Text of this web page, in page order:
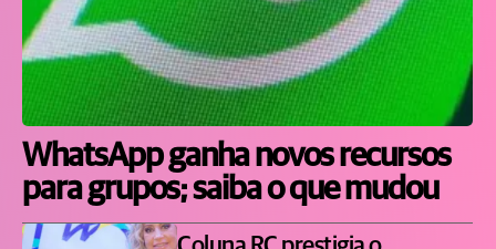
WhatsApp ganha novos recursos
para grupos; saiba o que mudou